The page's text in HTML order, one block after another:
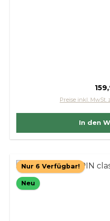
Preise inkl. MwSt.
In den
Nur 6 Verfügbar!
Neu